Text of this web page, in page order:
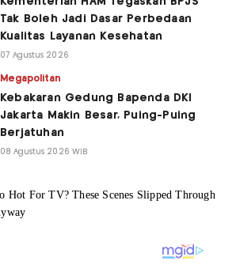
Tak Boleh Jadi Dasar Perbedaan
Kualitas Layanan Kesehatan
07 Agustus 2026
Megapolitan
Kebakaran Gedung Bapenda DKI
Jakarta Makin Besar, Puing-Puing
Berjatuhan
08 Agustus 2026 WIB